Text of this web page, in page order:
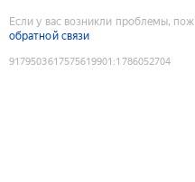
Если у вас возникли проблемы,
обратной связи
9179503617575619901 :1786052704